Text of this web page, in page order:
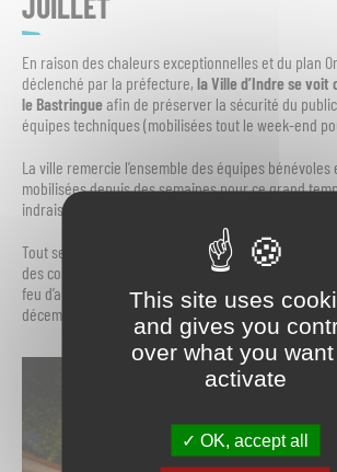
En raison des chaleurs exceptionnelles et du plan
déclenché par la préfecture, la Ville d’Indre se voit
le Bastringueafin de préserver la sécurité du
équipes techniques (mobilisées tout le week-end
La ville remercie l’ensemble des équipes
mobilisées depuis des semaines pour ce grand
indrais.
Tout sera fait pour étudier les meilleures
des compagnies invitées, au cours de la prochaine
feu d’artifice sera reporté et tiré à l’occasion de la
décembre prochain.
This site uses
and gives you
over what you
activate
OK, accept all